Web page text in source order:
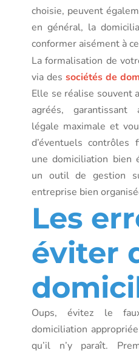
choisie, peuvent
en général, la
conformer aisément à
La formalisation de
via des sociétés de
Elle se réalise souvent
agréés,
légale maximale et
d’éventuels contrôles
une domiciliation bien
un outil de gestion
entreprise bien
Les
éviter
Oups, évitez le
domiciliation
qu’il n’y paraît.